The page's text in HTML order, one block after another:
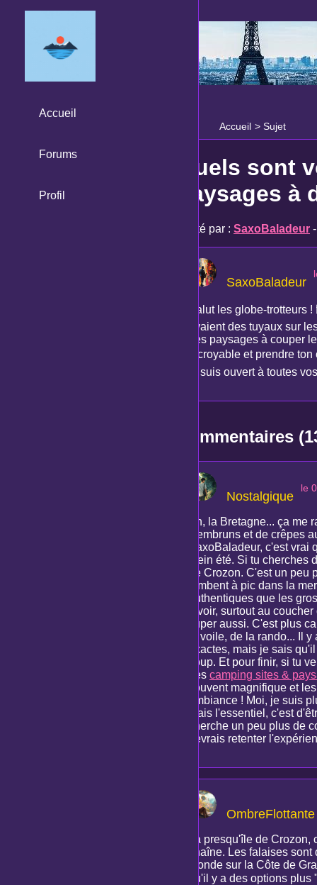
Accueil > Sujet
Accueil
Forums
Profil
Quels sont
paysages
Posté par : SaxoBaladeur
SaxoBaladeur
Salut les globe-
avaient des tuyaux sur
des paysages à couper
incroyable et prendre
je suis ouvert à toutes
Commentaires
Nostalgique
le
Ah, la Bretagne... ça
d'embruns et de crêpes
SaxoBaladeur, c'est
plein été. Si tu
de Crozon. C'est un
tombent à pic dans la
authentiques que les
à voir, surtout au
super aussi. C'est plus
la voile, de la rando... Il
exactes, mais je sais
coup. Et pour finir, si tu
des camping sites &
souvent magnifique et
ambiance ! Moi, je suis
mais l'essentiel, c'est
cherche un peu plus de
devrais retenter
OmbreFlottante
La presqu'île de
chaîne. Les falaises
monde sur la Côte de
qu'il y a des options